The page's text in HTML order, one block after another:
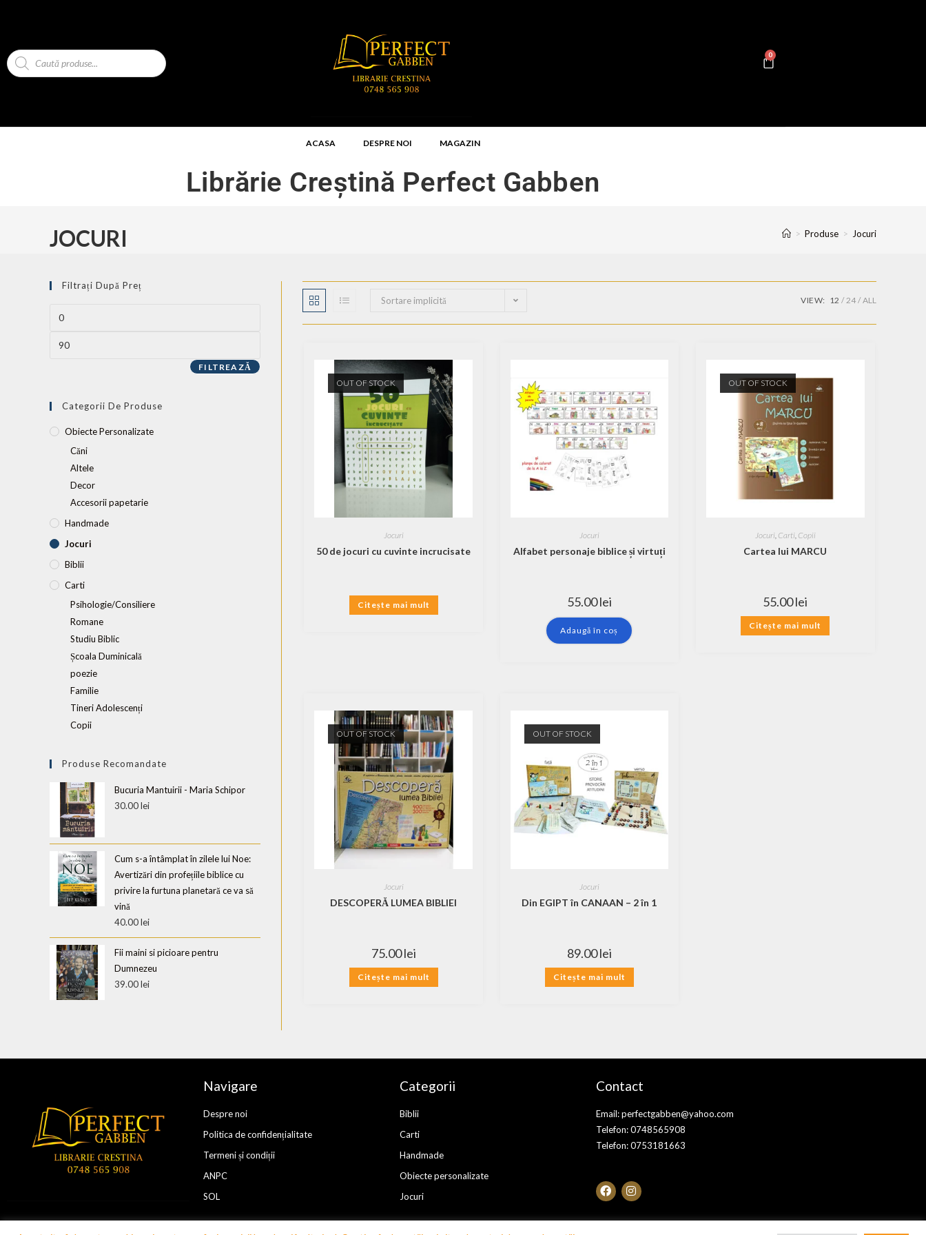
0
ACASA DESPRE NOI MAGAZIN
Librărie Creștină Perfect Gabben
JOCURI > Produse > Jocuri
Sortare implicită VIEW: 12 24 ALL
OUT OF STOCK
Jocuri
50 de jocuri cu cuvinte incrucisate
Citește mai mult
Jocuri
Alfabet personaje biblice și virtuți
55.00lei
Adaugă în coș
OUT OF STOCK
Jocuri, Carti, Copii
Cartea lui MARCU
55.00lei
Citește mai mult
OUT OF STOCK
Jocuri
DESCOPERĂ LUMEA BIBLIEI
75.00lei
Citește mai mult
OUT OF STOCK
Jocuri
Din EGIPT în CANAAN – 2 în 1
89.00lei
Citește mai mult
Filtrați După Preț
FILTREAZĂ
Categorii De Produse
Obiecte Personalizate
Căni
Altele
Decor
Accesorii papetarie
Handmade
Jocuri
Biblii
Carti
Psihologie/Consiliere
Romane
Studiu Biblic
Școala Duminicală
poezie
Familie
Tineri Adolescenți
Copii
Produse Recomandate
Bucuria Mantuirii - Maria Schipor
30.00lei
Cum s-a întâmplat în zilele lui Noe:
Avertizări din profețiile biblice cu
privire la furtuna planetară ce va să
vină
40.00lei
Fii maini si picioare pentru
Dumnezeu
39.00lei
Navigare
Despre noi
Politica de confidențialitate
Termeni și condiții
ANPC
SOL
Categorii
Biblii
Carti
Handmade
Obiecte personalizate
Jocuri
Contact
Email:perfectgabben@yahoo.com
Telefon: 0748565908
Telefon: 0753181663